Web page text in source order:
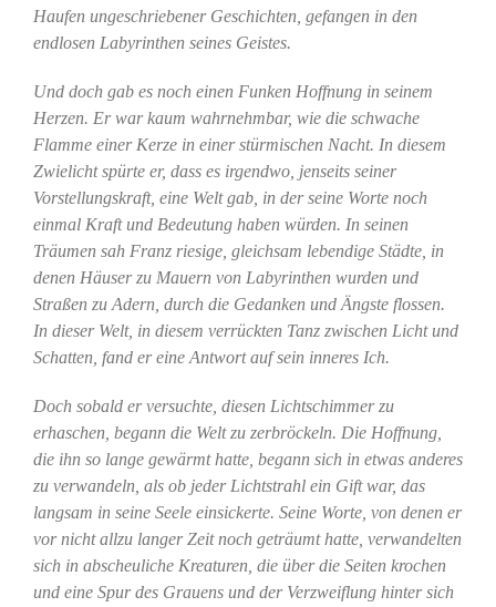
Haufen ungeschriebener Geschichten, gefangen in den
endlosen Labyrinthen seines Geistes.
Und doch gab es noch einen Funken Hoffnung in seinem
Herzen. Er war kaum wahrnehmbar, wie die schwache
Flamme einer Kerze in einer stürmischen Nacht. In diesem
Zwielicht spürte er, dass es irgendwo, jenseits seiner
Vorstellungskraft, eine Welt gab, in der seine Worte noch
einmal Kraft und Bedeutung haben würden. In seinen
Träumen sah Franz riesige, gleichsam lebendige Städte, in
denen Häuser zu Mauern von Labyrinthen wurden und
Straßen zu Adern, durch die Gedanken und Ängste flossen.
In dieser Welt, in diesem verrückten Tanz zwischen Licht und
Schatten, fand er eine Antwort auf sein inneres Ich.
Doch sobald er versuchte, diesen Lichtschimmer zu
erhaschen, begann die Welt zu zerbröckeln. Die Hoffnung,
die ihn so lange gewärmt hatte, begann sich in etwas anderes
zu verwandeln, als ob jeder Lichtstrahl ein Gift war, das
langsam in seine Seele einsickerte. Seine Worte, von denen er
vor nicht allzu langer Zeit noch geträumt hatte, verwandelten
sich in abscheuliche Kreaturen, die über die Seiten krochen
und eine Spur des Grauens und der Verzweiflung hinter sich